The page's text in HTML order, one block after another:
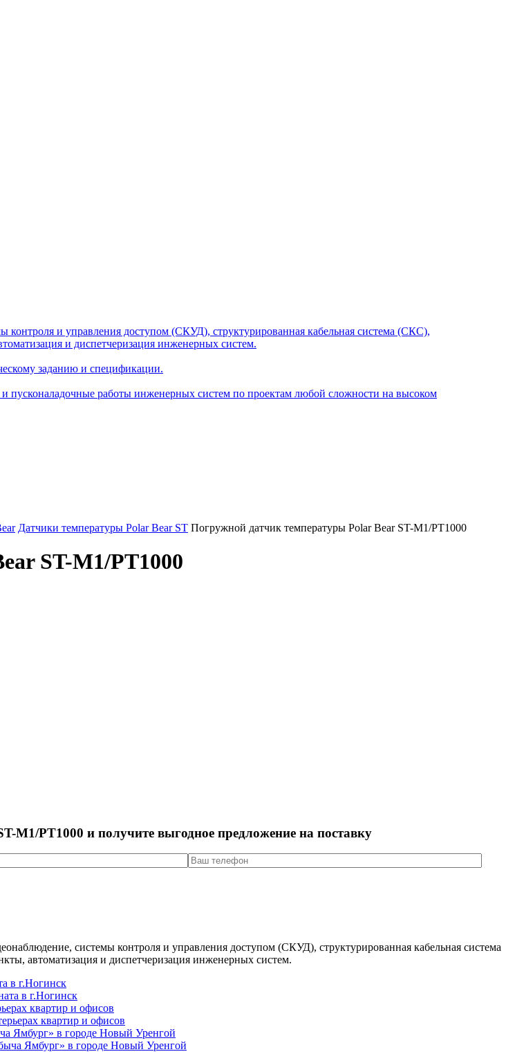
и управления доступом (СКУД), структурированная кабельная система (СКС),
и диспетчеризация инженерных систем.
заданию и спецификации.
работы инженерных систем по проектам любой сложности на высоком
Датчики температуры Polar Bear ST Погружной датчик температуры Polar Bear ST-M1/PT1000
ST-M1/PT1000
M1/PT1000 и получите выгодное предложение на поставку
системы контроля и управления доступом (СКУД), структурированная кабельная система
автоматизация и диспетчеризация инженерных систем.
в г.Ногинск
квартир и офисов
Ямбург» в городе Новый Уренгой